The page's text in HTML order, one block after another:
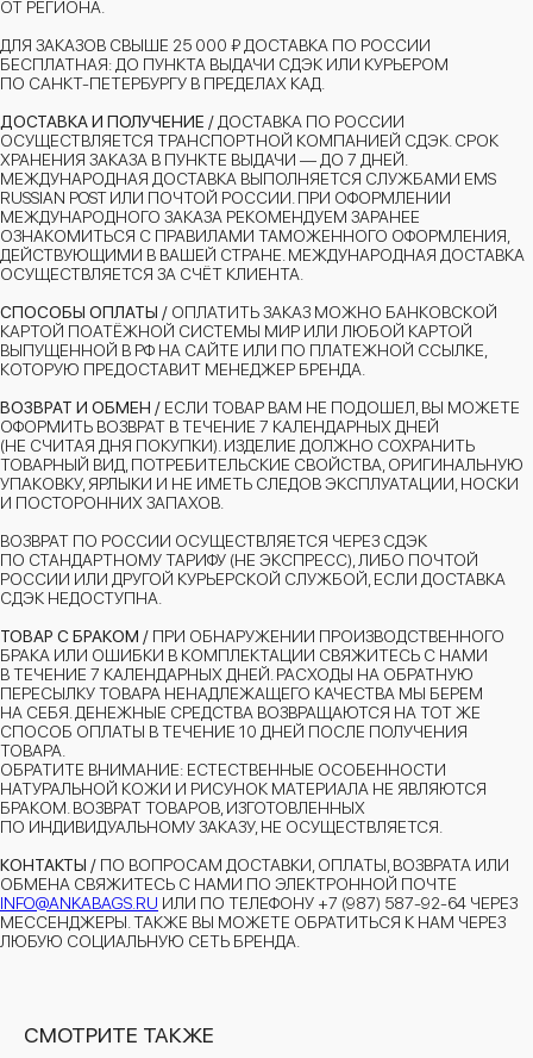
ОТ РЕГИОНА.
ДЛЯ ЗАКАЗОВ СВЫШЕ 25 000 ₽ ДОСТАВКА ПО РОССИИ
БЕСПЛАТНАЯ: ДО ПУНКТА ВЫДАЧИ СДЭК ИЛИ КУРЬЕРОМ
ПО САНКТ-ПЕТЕРБУРГУ В ПРЕДЕЛАХ КАД.
ДОСТАВКА И ПОЛУЧЕНИЕ / ДОСТАВКА ПО РОССИИ
ОСУЩЕСТВЛЯЕТСЯ ТРАНСПОРТНОЙ КОМПАНИЕЙ СДЭК. СРОК
ХРАНЕНИЯ ЗАКАЗА В ПУНКТЕ ВЫДАЧИ — ДО 7 ДНЕЙ.
МЕЖДУНАРОДНАЯ ДОСТАВКА ВЫПОЛНЯЕТСЯ СЛУЖБАМИ EMS
RUSSIAN POST ИЛИ ПОЧТОЙ РОССИИ. ПРИ ОФОРМЛЕНИИ
МЕЖДУНАРОДНОГО ЗАКАЗА РЕКОМЕНДУЕМ ЗАРАНЕЕ
ОЗНАКОМИТЬСЯ С ПРАВИЛАМИ ТАМОЖЕННОГО ОФОРМЛЕНИЯ,
ДЕЙСТВУЮЩИМИ В ВАШЕЙ СТРАНЕ. МЕЖДУНАРОДНАЯ ДОСТАВКА
ОСУЩЕСТВЛЯЕТСЯ ЗА СЧЁТ КЛИЕНТА.
СПОСОБЫ ОПЛАТЫ / ОПЛАТИТЬ ЗАКАЗ МОЖНО БАНКОВСКОЙ
КАРТОЙ ПОАТЁЖНОЙ СИСТЕМЫ МИР ИЛИ ЛЮБОЙ КАРТОЙ
ВЫПУЩЕННОЙ В РФ НА САЙТЕ ИЛИ ПО ПЛАТЕЖНОЙ ССЫЛКЕ,
КОТОРУЮ ПРЕДОСТАВИТ МЕНЕДЖЕР БРЕНДА.
ВОЗВРАТ И ОБМЕН / ЕСЛИ ТОВАР ВАМ НЕ ПОДОШЕЛ, ВЫ МОЖЕТЕ
ОФОРМИТЬ ВОЗВРАТ В ТЕЧЕНИЕ 7 КАЛЕНДАРНЫХ ДНЕЙ
(НЕ СЧИТАЯ ДНЯ ПОКУПКИ). ИЗДЕЛИЕ ДОЛЖНО СОХРАНИТЬ
ТОВАРНЫЙ ВИД, ПОТРЕБИТЕЛЬСКИЕ СВОЙСТВА, ОРИГИНАЛЬНУЮ
УПАКОВКУ, ЯРЛЫКИ И НЕ ИМЕТЬ СЛЕДОВ ЭКСПЛУАТАЦИИ, НОСКИ
И ПОСТОРОННИХ ЗАПАХОВ.
ВОЗВРАТ ПО РОССИИ ОСУЩЕСТВЛЯЕТСЯ ЧЕРЕЗ СДЭК
ПО СТАНДАРТНОМУ ТАРИФУ (НЕ ЭКСПРЕСС), ЛИБО ПОЧТОЙ
РОССИИ ИЛИ ДРУГОЙ КУРЬЕРСКОЙ СЛУЖБОЙ, ЕСЛИ ДОСТАВКА
СДЭК НЕДОСТУПНА.
ТОВАР С БРАКОМ / ПРИ ОБНАРУЖЕНИИ ПРОИЗВОДСТВЕННОГО
БРАКА ИЛИ ОШИБКИ В КОМПЛЕКТАЦИИ СВЯЖИТЕСЬ С НАМИ
В ТЕЧЕНИЕ 7 КАЛЕНДАРНЫХ ДНЕЙ. РАСХОДЫ НА ОБРАТНУЮ
ПЕРЕСЫЛКУ ТОВАРА НЕНАДЛЕЖАЩЕГО КАЧЕСТВА МЫ БЕРЕМ
НА СЕБЯ. ДЕНЕЖНЫЕ СРЕДСТВА ВОЗВРАЩАЮТСЯ НА ТОТ ЖЕ
СПОСОБ ОПЛАТЫ В ТЕЧЕНИЕ 10 ДНЕЙ ПОСЛЕ ПОЛУЧЕНИЯ
ТОВАРА.
ОБРАТИТЕ ВНИМАНИЕ: ЕСТЕСТВЕННЫЕ ОСОБЕННОСТИ
НАТУРАЛЬНОЙ КОЖИ И РИСУНОК МАТЕРИАЛА НЕ ЯВЛЯЮТСЯ
БРАКОМ. ВОЗВРАТ ТОВАРОВ, ИЗГОТОВЛЕННЫХ
ПО ИНДИВИДУАЛЬНОМУ ЗАКАЗУ, НЕ ОСУЩЕСТВЛЯЕТСЯ.
КОНТАКТЫ / ПО ВОПРОСАМ ДОСТАВКИ, ОПЛАТЫ, ВОЗВРАТА ИЛИ
ОБМЕНА СВЯЖИТЕСЬ С НАМИ ПО ЭЛЕКТРОННОЙ ПОЧТЕ
INFO@ANKABAGS.RU ИЛИ ПО ТЕЛЕФОНУ +7 (987) 587-92-64 ЧЕРЕЗ
МЕССЕНДЖЕРЫ. ТАКЖЕ ВЫ МОЖЕТЕ ОБРАТИТЬСЯ К НАМ ЧЕРЕЗ
ЛЮБУЮ СОЦИАЛЬНУЮ СЕТЬ БРЕНДА.
СМОТРИТЕ ТАКЖЕ